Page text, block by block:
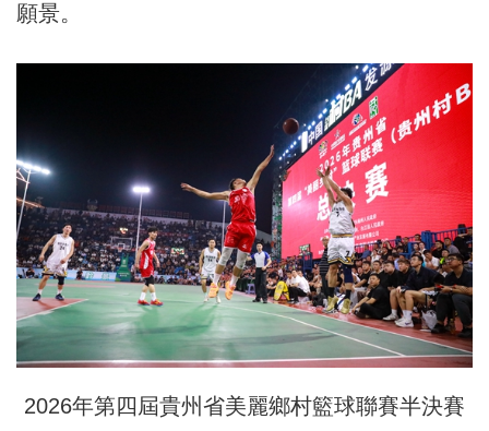
願景。
2026年第四屆貴州省美麗鄉村籃球聯賽半決賽